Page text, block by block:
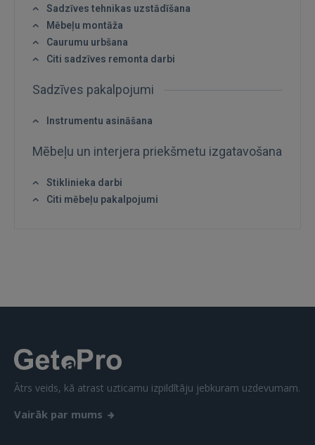
Sadzīves tehnikas uzstādīšana
Mēbeļu montāža
Caurumu urbšana
Citi sadzīves remonta darbi
Sadzīves pakalpojumi
Instrumentu asināšana
Mēbeļu un interjera priekšmetu izgatavošana
Stiklinieka darbi
Citi mēbeļu pakalpojumi
Ātrs veids, kā atrast uzticamu izpildītāju jebkuram uzdevumam.
Vairāk par mums